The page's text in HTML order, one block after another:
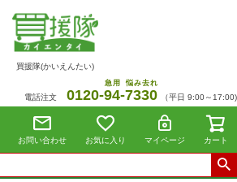
買援隊(かいえんたい)
電話注文 0120-94
急用
-7330
悩み去れ
（平日 9:00～17:00)
お問い合わせ お気に入り マイページ カート